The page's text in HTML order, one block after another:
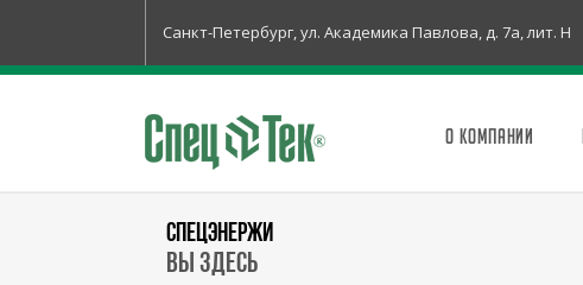
Санкт-Петербург, ул. Академика Павлова, д. 7а, лит. Н
О КОМПАНИИ
СПЕЦЭНЕРЖИ
Вы здесь